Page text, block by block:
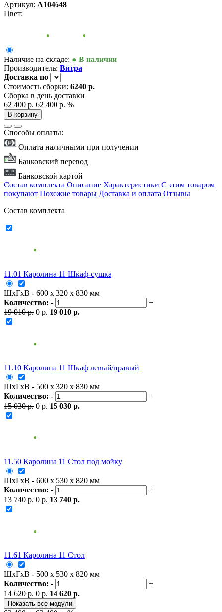
Артикул: А104648
Цвет:
Наличие на складе: ● В наличии
Производитель: Витра
Доставка по
Стоимость сборки: 6240 р.
Сборка в день доставки
62 400 р. 62 400 р. %
В корзину
Способы оплаты:
Оплата наличными при получении
Банковский перевод
Банковской картой
Состав комплекта Описание Характеристики С этим товаром
покупают Похожие товары Доставка и оплата Отзывы
Состав комплекта
11.01 Каролина 11 Шкаф-сушка
ШxГxВ - 600 x 320 x 830 мм
Количество: -
+
19 010 р. 0 р. 19 010 р.
11.10 Каролина 11 Шкаф левый/правый
ШxГxВ - 500 x 320 x 830 мм
Количество: -
+
15 030 р. 0 р. 15 030 р.
11.50 Каролина 11 Стол под мойку
ШxГxВ - 600 x 530 x 820 мм
Количество: -
+
13 740 р. 0 р. 13 740 р.
11.61 Каролина 11 Стол
ШxГxВ - 500 x 530 x 820 мм
Количество: -
+
14 620 р. 0 р. 14 620 р.
Показать все модули